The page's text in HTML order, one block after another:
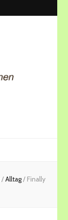
/Alltag/ Finally